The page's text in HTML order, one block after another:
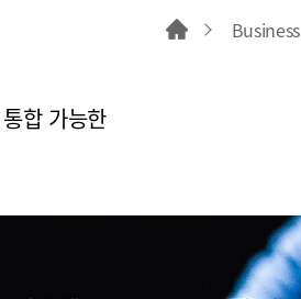
합 가능한
홈으로 이동
Business